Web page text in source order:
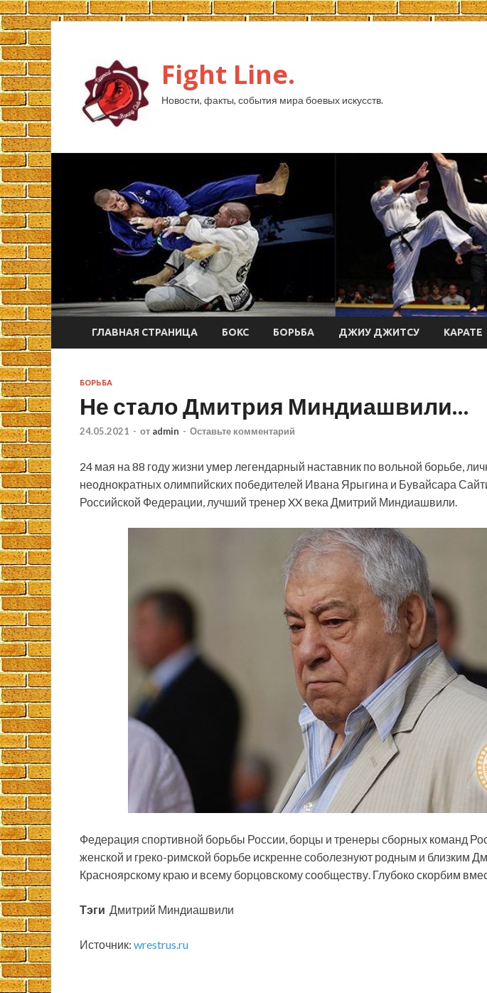
Fight Line.
Новости, факты, события мира боевых искусств.
ГЛАВНАЯ СТРАНИЦА БОКС БОРЬБА ДЖИУ ДЖИТСУ КАРАТЕ
БОРЬБА
Не стало Дмитрия Миндиашвили…
24.05.2021 - от admin - Оставьте комментарий
24 мая на 88 году жизни умер легендарный наставник по вольной борьбе,
неоднократных олимпийских победителей Ивана Ярыгина и Бувайсара
Российской Федерации, лучший тренер XX века Дмитрий Миндиашвили.
Федерация спортивной борьбы России, борцы и тренеры сборных команд
женской и греко-римской борьбе искренне соболезнуют родным и близким
Красноярскому краю и всему борцовскому сообществу. Глубоко скорбим
Тэги Дмитрий Миндиашвили
Источник: wrestrus.ru